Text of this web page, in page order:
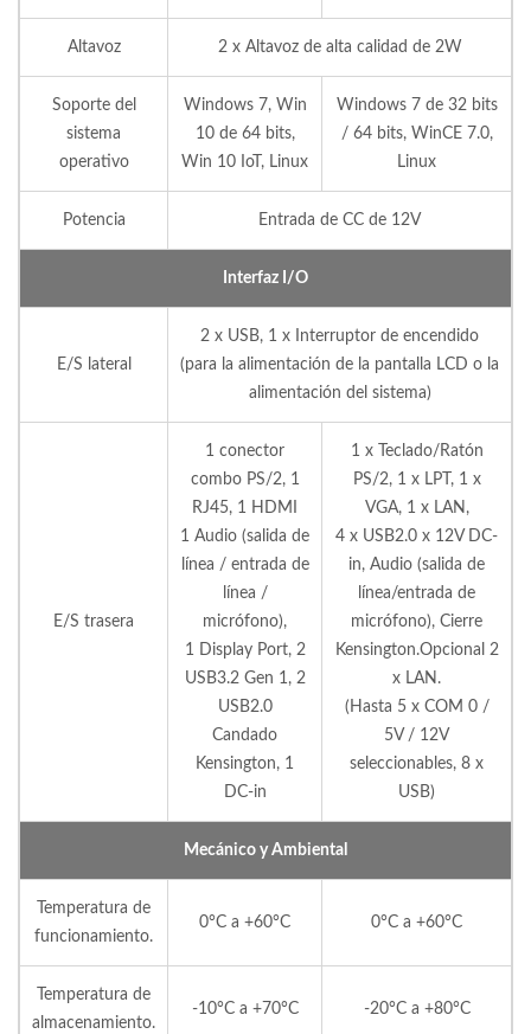
Altavoz 2 x Altavoz de alta calidad de 2W
Soporte del
sistema
operativo
Windows 7, Win
10 de 64 bits,
Win 10 IoT, Linux
Windows 7 de 32 bits
/ 64 bits, WinCE 7.0,
Linux
Potencia Entrada de CC de 12V
Interfaz I/O
E/S lateral
2 x USB, 1 x Interruptor de encendido
(para la alimentación de la pantalla LCD o la
alimentación del sistema)
E/S trasera
1 conector
combo PS/2, 1
RJ45, 1 HDMI
1 Audio (salida de
línea / entrada de
línea /
micrófono),
1 Display Port, 2
USB3.2 Gen 1, 2
USB2.0
Candado
Kensington, 1
DC-in
1 x Teclado/Ratón
PS/2, 1 x LPT, 1 x
VGA, 1 x LAN,
4 x USB2.0 x 12V DC-
in, Audio (salida de
línea/entrada de
micrófono), Cierre
Kensington.Opcional 2
x LAN.
(Hasta 5 x COM 0 /
5V / 12V
seleccionables, 8 x
USB)
Mecánico y Ambiental
Temperatura de
funcionamiento.
0°C a +60°C 0°C a +60°C
Temperatura de
almacenamiento.
-10°C a +70°C -20°C a +80°C